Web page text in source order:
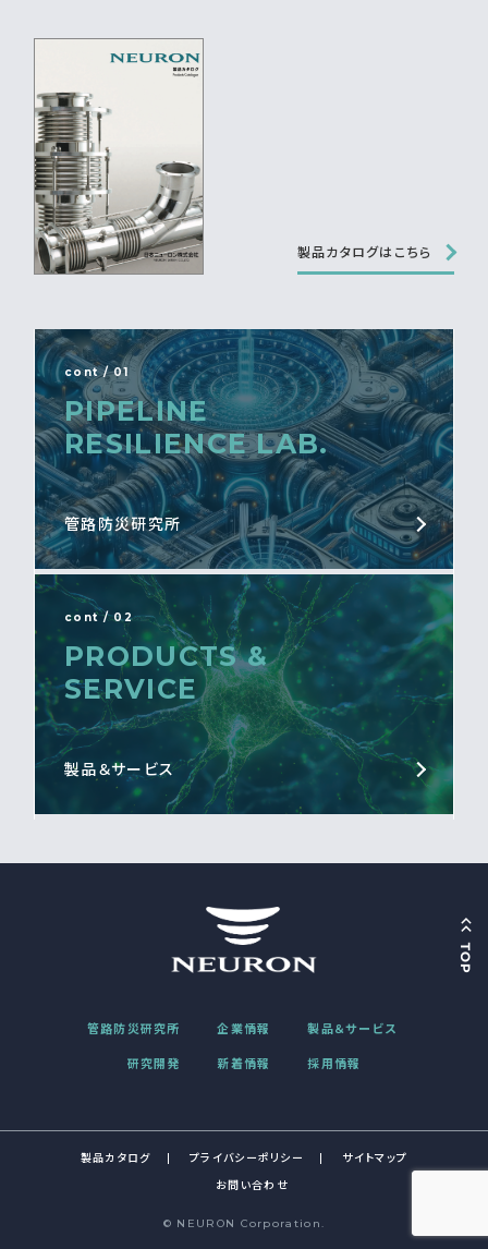
製品カタログはこちら
cont / 01
PIPELINE
RESILIENCE LAB.
管路防災研究所
cont / 02
PRODUCTS &
SERVICE
製品＆サービス
管路防災研究所 企業情報 製品＆サービス
研究開発 新着情報 採用情報
製品カタログ プライバシーポリシー
サイトマップ
お問い合わせ
© NEURON Corporation.